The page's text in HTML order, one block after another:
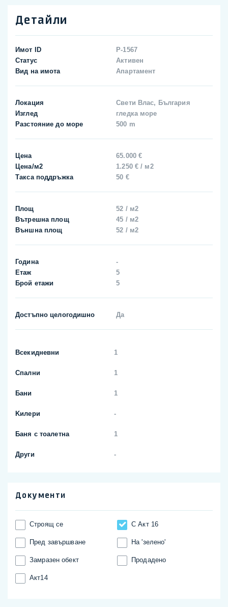
Детайли
Имот ID
P-1567
Статус
Активен
Вид на имота
Апартамент
Локация
Свети Влас, България
Изглед
гледка море
Разстояние до море
500 m
Цена
65.000 €
Цена/м2
1.250 € / м2
Такса поддръжка
50 €
Площ
52 / м2
Вътрешна площ
45 / м2
Външна площ
52 / м2
Година
-
Етаж
5
Брой етажи
5
Достъпно целогодишно Да
Всекидневни 1
Спални 1
Бани 1
Kилери -
Баня с тоалетна 1
Други -
Документи
Строящ се С Акт 16
Пред завършване На 'зелено'
Замразен обект Продадено
Акт14